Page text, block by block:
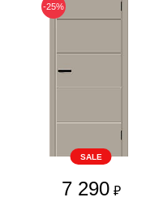
-25%
SALE
7 290 ₽